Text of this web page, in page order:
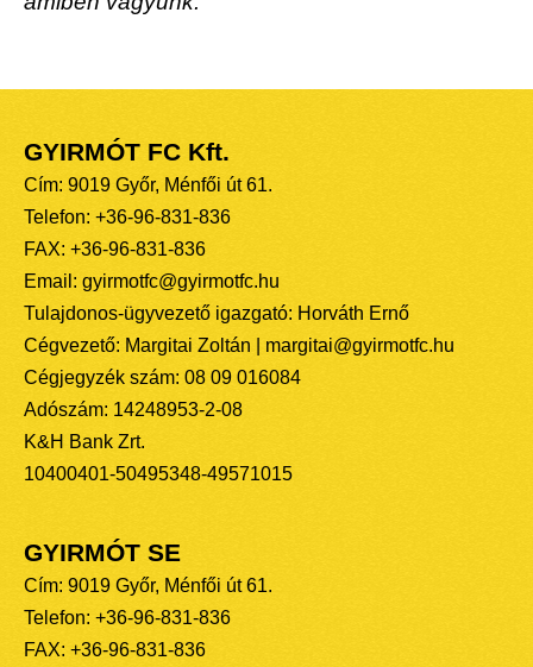
GYIRMÓT FC Kft.
Cím: 9019 Győr, Ménfői út 61.
Telefon: +36-96-831-836
FAX: +36-96-831-836
Email: gyirmotfc@gyirmotfc.hu
Tulajdonos-ügyvezető igazgató: Horváth Ernő
Cégvezető: Margitai Zoltán | margitai@gyirmotfc.hu
Cégjegyzék szám: 08 09 016084
Adószám: 14248953-2-08
K&H Bank Zrt.
10400401-50495348-49571015
GYIRMÓT SE
Cím: 9019 Győr, Ménfői út 61.
Telefon: +36-96-831-836
FAX: +36-96-831-836